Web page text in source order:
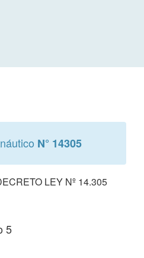
N° 14305
LEY Nº 14.305
5